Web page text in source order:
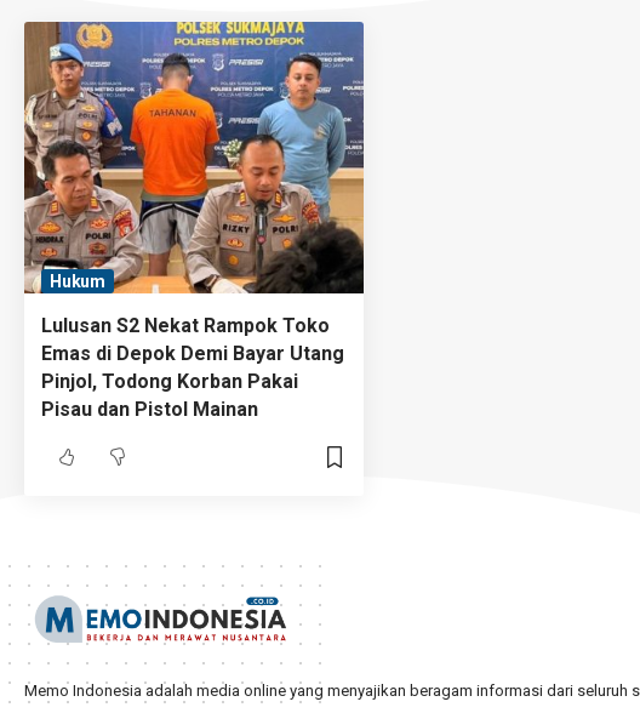
Hukum
Lulusan S2 Nekat Rampok Toko
Emas di Depok Demi Bayar Utang
Pinjol, Todong Korban Pakai
Pisau dan Pistol Mainan
Memo Indonesia adalah media online yang menyajikan beragam informasi dari seluruh